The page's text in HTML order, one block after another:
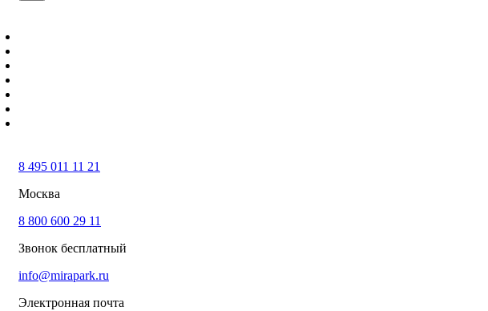
8 495 011 11 21
Москва
8 800 600 29 11
Звонок бесплатный
info@mirapark.ru
Электронная почта